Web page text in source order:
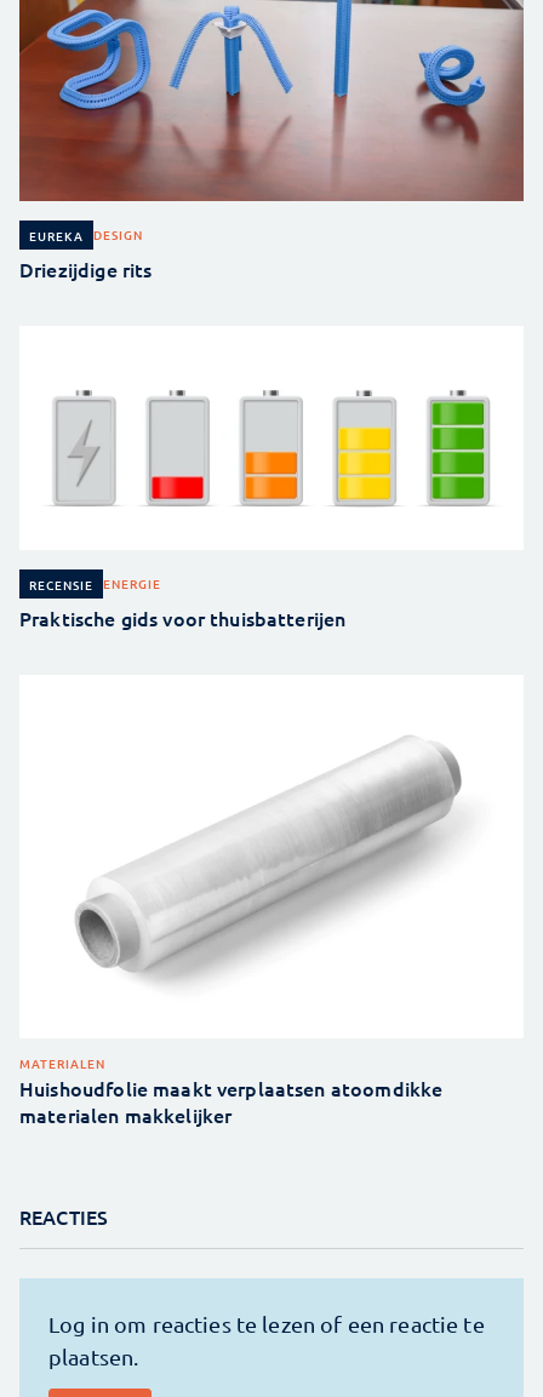
EUREKA DESIGN
Driezijdige rits
RECENSIE ENERGIE
Praktische gids voor thuisbatterijen
MATERIALEN
Huishoudfolie maakt verplaatsen atoomdikke
materialen makkelijker
REACTIES